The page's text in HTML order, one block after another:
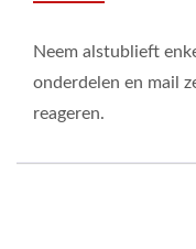
Neem alstublieft
onderdelen en mail
reageren.